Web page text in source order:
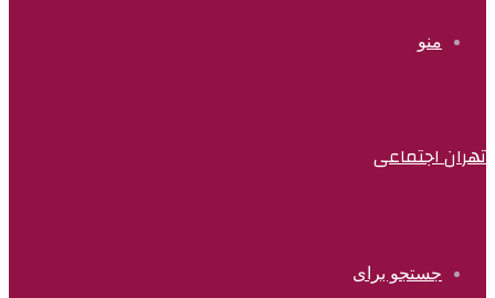
منو
تهران اجتماعی
جستجو برای